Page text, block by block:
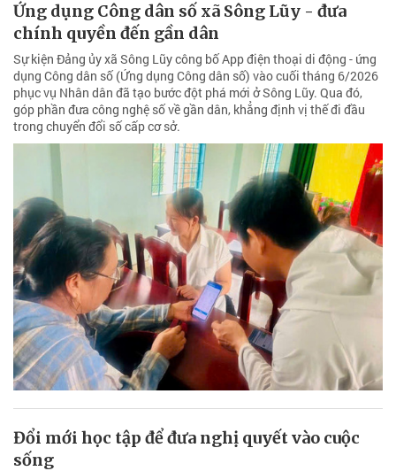
Ứng dụng Công dân số xã Sông Lũy - đưa
chính quyền đến gần dân
Sự kiện Đảng ủy xã Sông Lũy công bố App điện thoại di động - ứng
dụng Công dân số (Ứng dụng Công dân số) vào cuối tháng 6/2026
phục vụ Nhân dân đã tạo bước đột phá mới ở Sông Lũy. Qua đó,
góp phần đưa công nghệ số về gần dân, khẳng định vị thế đi đầu
trong chuyển đổi số cấp cơ sở.
Đổi mới học tập để đưa nghị quyết vào cuộc
sống